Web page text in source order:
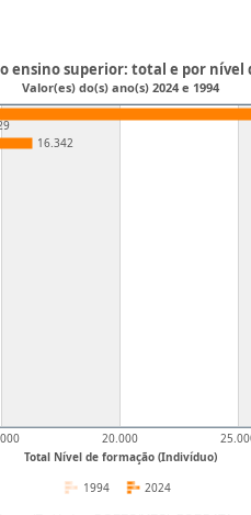
Total Nível de formação (Indivíduo)
20.000
16.342
ensino superior: total e por nível
Valor(es) do(s) ano(s) 2024 e 1994
2024
1994